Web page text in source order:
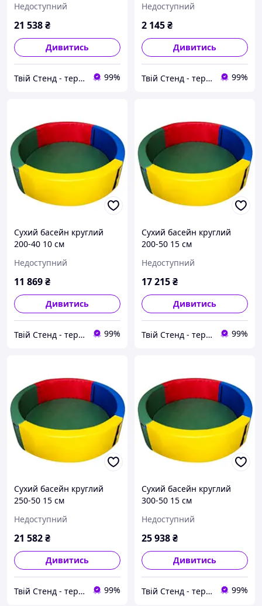
Недоступний
21 538₴
Дивитись
Твій Стенд - термонаклейки, наклейки, стенди, фотошпалери 99%
Недоступний
2 145₴
Дивитись
Твій Стенд - термонаклейки, наклейки, стенди, фотошпалери 99%
Сухий басейн круглий
200-40 10 см
Недоступний
11 869₴
Дивитись
Твій Стенд - термонаклейки, наклейки, стенди, фотошпалери 99%
Сухий басейн круглий
200-50 15 см
Недоступний
17 215₴
Дивитись
Твій Стенд - термонаклейки, наклейки, стенди, фотошпалери 99%
Сухий басейн круглий
250-50 15 см
Недоступний
21 582₴
Дивитись
Твій Стенд - термонаклейки, наклейки, стенди, фотошпалери 99%
Сухий басейн круглий
300-50 15 см
Недоступний
25 938₴
Дивитись
Твій Стенд - термонаклейки, наклейки, стенди, фотошпалери 99%